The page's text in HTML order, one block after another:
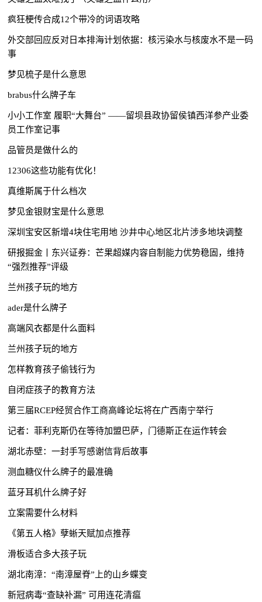
疯狂梗传合成12个带冷的词语攻略
外交部回应反对日本排海计划依据：核污染水与核废水不是一码
事
梦见梳子是什么意思
brabus什么牌子车
小小工作室 履职“大舞台” ——留坝县政协留侯镇西洋参产业委
员工作室记事
品管员是做什么的
12306这些功能有优化！
真维斯属于什么档次
梦见金银财宝是什么意思
深圳宝安区新增4块住宅用地 沙井中心地区北片涉多地块调整
研报掘金丨东兴证券：芒果超媒内容自制能力优势稳固，维持
“强烈推荐”评级
兰州孩子玩的地方
ader是什么牌子
高端风衣都是什么面料
兰州孩子玩的地方
怎样教育孩子偷钱行为
自闭症孩子的教育方法
第三届RCEP经贸合作工商高峰论坛将在广西南宁举行
记者：菲利克斯仍在等待加盟巴萨，门德斯正在运作转会
湖北赤壁：一封手写感谢信背后故事
测血糖仪什么牌子的最准确
蓝牙耳机什么牌子好
立案需要什么材料
《第五人格》孽蜥天赋加点推荐
滑板适合多大孩子玩
湖北南漳：“南漳屋脊”上的山乡蝶变
新冠病毒“查缺补漏” 可用连花清瘟